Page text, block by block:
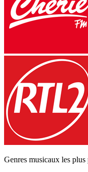
Genres musicaux les plus